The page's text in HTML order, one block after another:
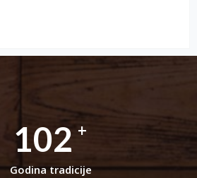
119 +
Godina tradicije